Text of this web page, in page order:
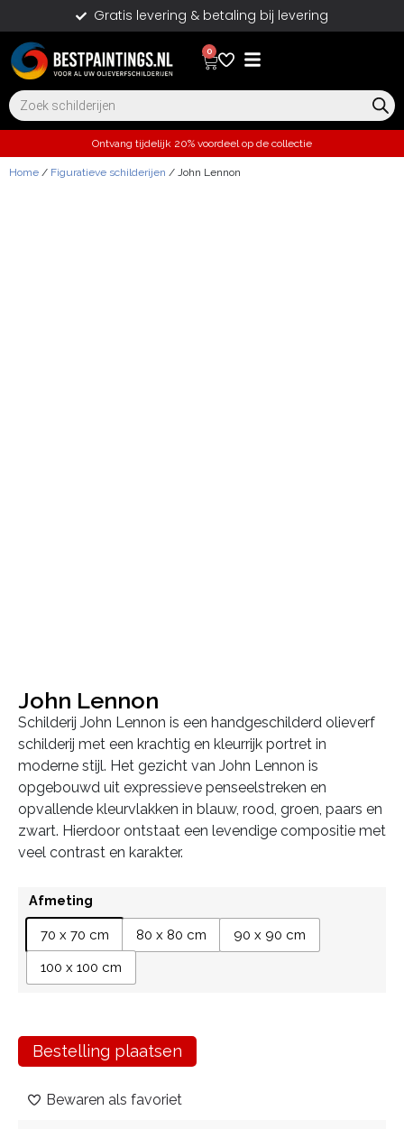
Gratis levering & betaling bij levering
0
Ontvang tijdelijk 20% voordeel op de collectie
Home / Figuratieve schilderijen / John Lennon
John Lennon
Schilderij John Lennon is een handgeschilderd olieverf
schilderij met een krachtig en kleurrijk portret in
moderne stijl. Het gezicht van John Lennon is
opgebouwd uit expressieve penseelstreken en
opvallende kleurvlakken in blauw, rood, groen, paars en
zwart. Hierdoor ontstaat een levendige compositie met
veel contrast en karakter.
Afmeting
70 x 70 cm 80 x 80 cm
90 x 90 cm
100 x 100 cm
Bestelling plaatsen
Bewaren als favoriet